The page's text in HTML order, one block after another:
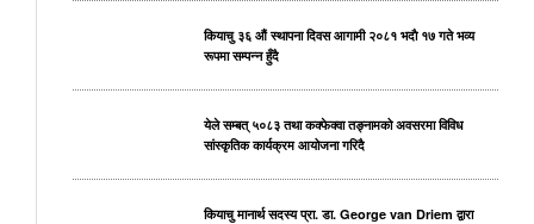
कियाचु ३६ औं स्थापना दिवस आगामी २०८१ भदाै १७ गते भव्य
रूपमा सम्पन्न हुँदै
येले सम्बत् ५०८३ तथा कक्फेक्वा तङ्नामको अवसरमा विविध
सांस्कृतिक कार्यक्रम आयोजना गरिदै
कियाचु मानार्थ सदस्य प्रा. डा. George van Driem द्वारा